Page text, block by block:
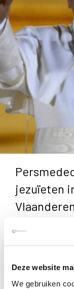
Deze website
We gebruiken
jezuïeten
Vlaanderen
Met grote
hoofd van de
krachtig signaal
met deze keuze